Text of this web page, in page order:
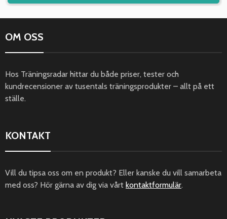
OM OSS
Hos Träningsradar hittar du både priser, tester och
kundrecensioner av tusentals träningsprodukter – allt på ett
ställe.
KONTAKT
Vill du tipsa oss om en produkt? Eller kanske du vill samarbeta
med oss? Hör gärna av dig via vårt kontaktformulär.